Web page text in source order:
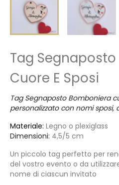
Tag
Cuore E Sposi
Tag Segnaposto Bomboniera
personalizzato con nomi
Materiale: Legno o plexiglass
Dimensioni: 4,5/5 cm
Un piccolo tag perfetto per
del vostro evento o da
nome di ciascun invitato